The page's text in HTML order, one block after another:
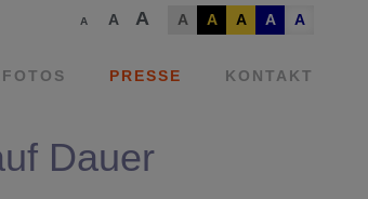
A A A A A A A A
PRESSE KONTAKT
Dauer